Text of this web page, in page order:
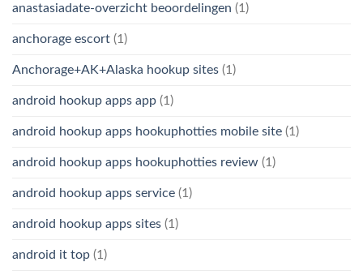
anastasiadate-overzicht beoordelingen (1)
anchorage escort (1)
Anchorage+AK+Alaska hookup sites (1)
android hookup apps app (1)
android hookup apps hookuphotties mobile site (1)
android hookup apps hookuphotties review (1)
android hookup apps service (1)
android hookup apps sites (1)
android it top (1)